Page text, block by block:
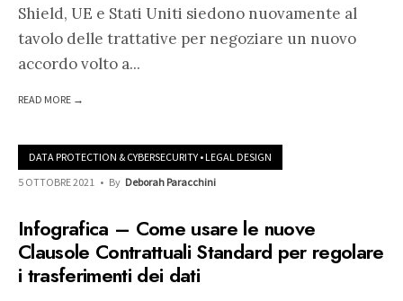
Shield, UE e Stati Uniti siedono nuovamente al
tavolo delle trattative per negoziare un nuovo
accordo volto a...
READ MORE →
DATA PROTECTION & CYBERSECURITY •LEGAL DESIGN
5 OTTOBRE 2021 • By Deborah Paracchini
Infografica – Come usare le nuove
Clausole Contrattuali Standard per regolare
i trasferimenti dei dati